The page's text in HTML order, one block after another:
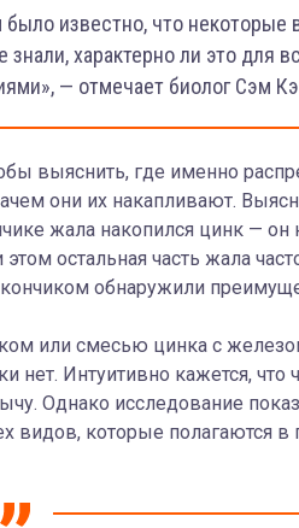
известно, что некоторые
характерно ли это для
— отмечает биолог Сэм
выяснить, где именно
они их накапливают.
жала накопился цинк — он
остальная часть жала
обнаружили
или смесью цинка с
нет. Интуитивно кажется,
Однако исследование
видов, которые полагаются